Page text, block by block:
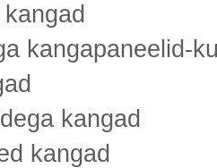
kangapaneelid-
kangad
kangad